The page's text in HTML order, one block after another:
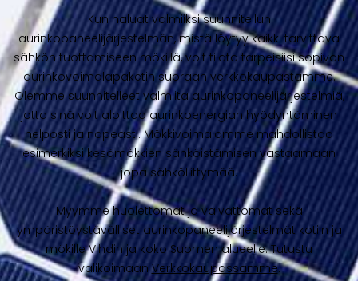
Kun haluat valmiiksi suunnitellun
aurinkopaneelijärjestelmän, mistä löytyy kaikki tarvittava
sähkön tuottamiseen mökillä, voit tilata tarpeisiisi sopivan
aurinkovoimalapaketin suoraan verkkokaupastamme.
Olemme suunnitelleet valmiita aurinkopaneelijärjestelmiä,
jotta sinä voit aloittaa aurinkoenergian hyödyntäminen
helposti ja nopeasti. Mökkivoimalamme mahdollistaa
esimerkiksi kesämökkien sähköistämisen vastaamaan
jopa sähköliittymää.
Myymme huolettomat ja vaivattomat sekä
ympäristöystävälliset aurinkopaneelijärjestelmät kotiin ja
mökille Vihdin ja koko Suomen alueelle. Tutustu
valikoimaanVerkkokaupassamme.